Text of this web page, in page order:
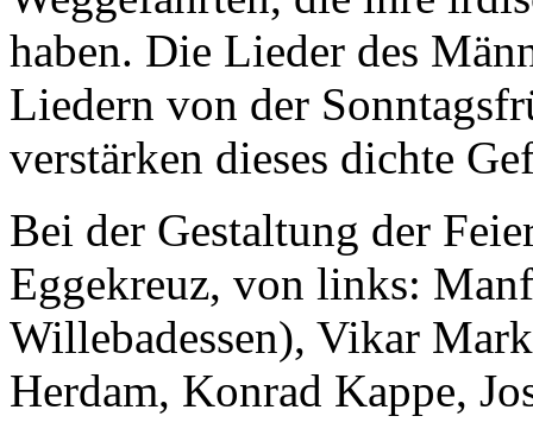
haben. Die Lieder des
Liedern von der
verstärken dieses dichte
Bei der Gestaltung der
Eggekreuz, von links:
Willebadessen), Vikar
Herdam, Konrad Kappe,